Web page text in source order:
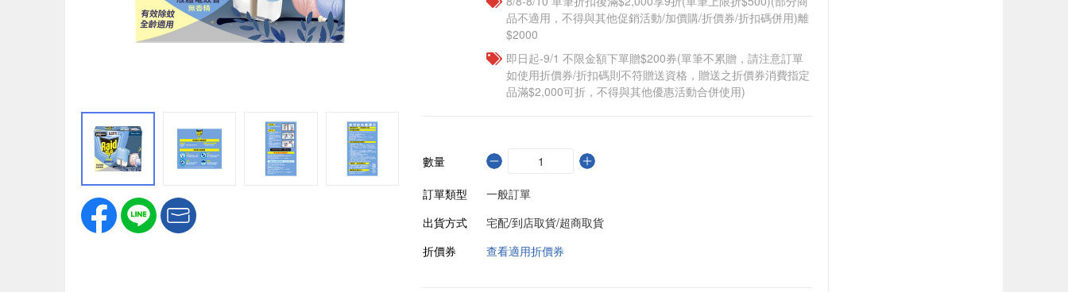
品不適用，不得與其他促銷活動/加價購/折價券/折扣碼併用)離
$2000
即日起-9/1 不限金額下單贈$200券(單筆不累贈，請注意訂單
如使用折價券/折扣碼則不符贈送資格，贈送之折價券消費指定
品滿$2,000可折，不得與其他優惠活動合併使用)
數量
訂單類型
一般訂單
出貨方式
宅配/到店取貨/超商取貨
折價券
查看適用折價券